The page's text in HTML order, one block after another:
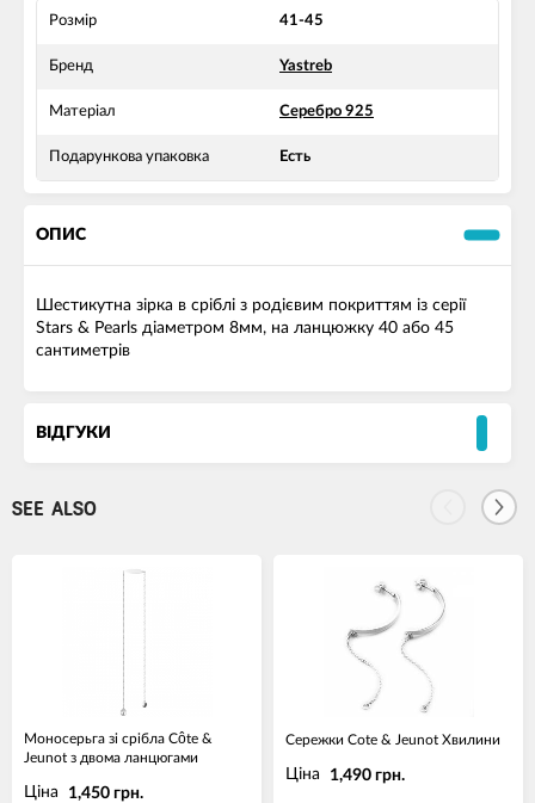
Розмір 41-45
Бренд Yastreb
Матеріал Серебро 925
Подарункова упаковка Есть
ОПИС
Шестикутна зірка в сріблі з родієвим покриттям із серії
Stars & Pearls діаметром 8мм, на ланцюжку 40 або 45
сантиметрів
ВІДГУКИ
SEE ALSO
Моносерьга зі срібла Côte &
Jeunot з двома ланцюгами
Ціна 1,450 грн.
Сережки Cote & Jeunot Хвилини
Ціна 1,490 грн.